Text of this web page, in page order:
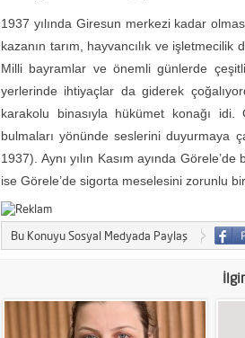
1937 yılında Giresun merkezi kadar
kazanın tarım, hayvancılık ve işletmecilik
Milli bayramlar ve önemli günlerde
yerlerinde ihtiyaçlar da giderek
karakolu binasıyla hükümet konağı
bulmaları yönünde seslerini duyurmaya
1937). Aynı yılın Kasım ayında
ise Görele’de sigorta meselesini zorunlu
Bu Konuyu Sosyal Medyada Paylaş